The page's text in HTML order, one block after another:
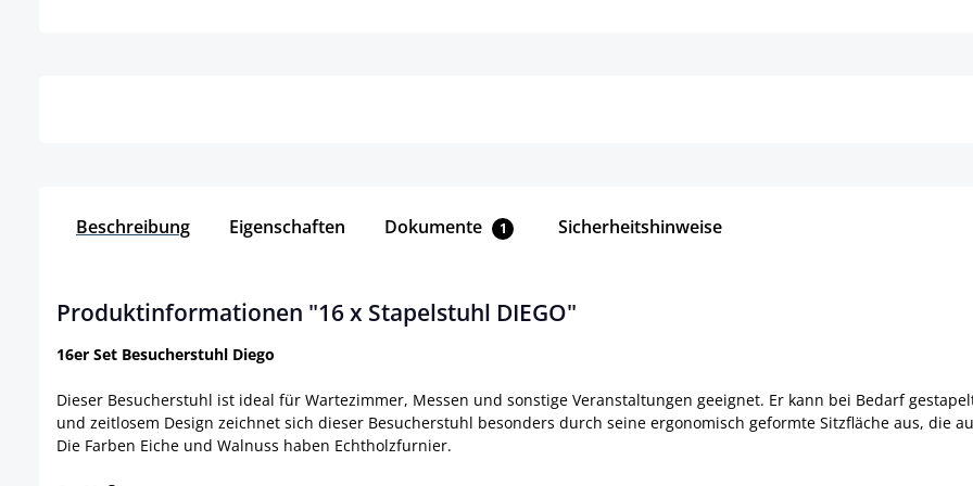
Beschreibung Eigenschaften Dokumente 1 Sicherheitshinweise
Produktinformationen "16 x Stapelstuhl DIEGO"
16er Set Besucherstuhl Diego
Dieser Besucherstuhl ist ideal für Wartezimmer, Messen und sonstige Veranstaltungen geeignet. Er kann bei Bedarf
und zeitlosem Design zeichnet sich dieser Besucherstuhl besonders durch seine ergonomisch geformte Sitzfläche aus, die
Die Farben Eiche und Walnuss haben Echtholzfurnier.